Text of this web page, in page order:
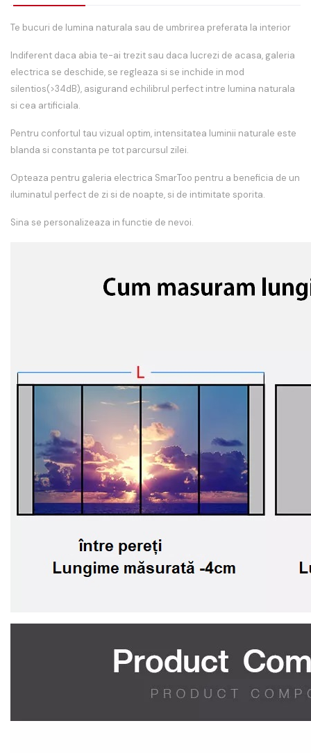
Te bucuri de lumina naturala sau de umbrirea preferata la interior
Indiferent daca abia te-ai trezit sau daca lucrezi de acasa, galeria
electrica se deschide, se regleaza si se inchide in mod
silentios(>34dB), asigurand echilibrul perfect intre lumina naturala
si cea artificiala.
Pentru confortul tau vizual optim, intensitatea luminii naturale este
blanda si constanta pe tot parcursul zilei.
Opteaza pentru galeria electrica SmarToo pentru a beneficia de un
iluminatul perfect de zi si de noapte, si de intimitate sporita.
Sina se personalizeaza in functie de nevoi.